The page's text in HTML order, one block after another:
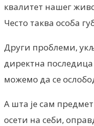
квалитет нашег
Често таква особа
Други проблеми,
директна
можемо да се
А шта је сам
осети на себи,